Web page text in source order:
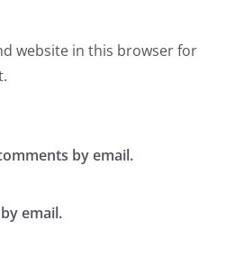
website in this browser for
by email.
email.